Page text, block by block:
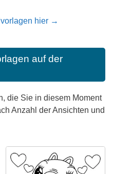
hier →
auf der
die Sie in diesem Moment
Anzahl der Ansichten und